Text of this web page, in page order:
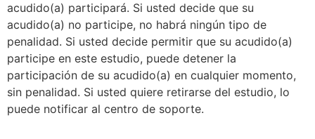
acudido(a) participará. Si usted decide que su
acudido(a) no participe, no habrá ningún tipo de
penalidad. Si usted decide permitir que su acudido(a)
participe en este estudio, puede detener la
participación de su acudido(a) en cualquier momento,
sin penalidad. Si usted quiere retirarse del estudio, lo
puede notificar al centro de soporte.